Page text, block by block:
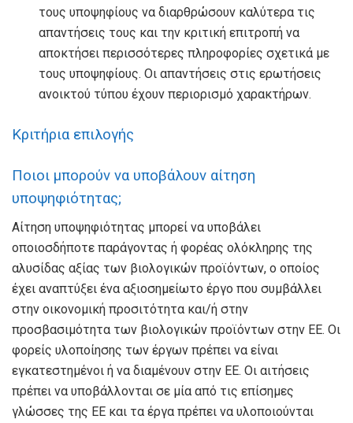
τους υποψηφίους να διαρθρώσουν καλύτερα τις
απαντήσεις τους και την κριτική επιτροπή να
αποκτήσει περισσότερες πληροφορίες σχετικά με
τους υποψηφίους. Οι απαντήσεις στις ερωτήσεις
ανοικτού τύπου έχουν περιορισμό χαρακτήρων.
Κριτήρια επιλογής
Ποιοι μπορούν να υποβάλουν αίτηση
υποψηφιότητας;
Αίτηση υποψηφιότητας μπορεί να υποβάλει
οποιοσδήποτε παράγοντας ή φορέας ολόκληρης της
αλυσίδας αξίας των βιολογικών προϊόντων, ο οποίος
έχει αναπτύξει ένα αξιοσημείωτο έργο που συμβάλλει
στην οικονομική προσιτότητα και/ή στην
προσβασιμότητα των βιολογικών προϊόντων στην ΕΕ. Οι
φορείς υλοποίησης των έργων πρέπει να είναι
εγκατεστημένοι ή να διαμένουν στην ΕΕ. Οι αιτήσεις
πρέπει να υποβάλλονται σε μία από τις επίσημες
γλώσσες της ΕΕ και τα έργα πρέπει να υλοποιούνται